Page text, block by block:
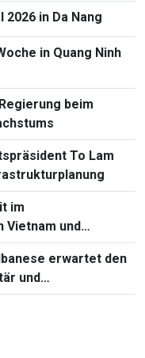
in Da Nang
in Quang Ninh
beim
To Lam
im
Vietnam und
erwartet den
und